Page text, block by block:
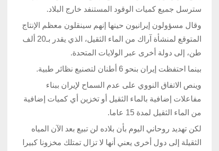
سترسل جميع كميات الوقود المستنفد خارج البلاد.
وقال مسؤولون إيرانيون حينها إنهم سينقلون معظم الإنتاج
المتوقع لمنشأة آراك من الماء الثقيل، الذي يقدر بـ20 ألف
طن، إلى دولة أخرى عبر الولايات المتحدة.
بينما احتفظت إيران بنحو 6 أطنان لتصنيع نظائر طبية.
وينص الاتفاق النووي على عدم السماح لإيران ببناء
مفاعلات إضافية بالماء الثقيل أو تخزين أي كميات إضافية
من الماء الثقيل لمدة 15 عاما.
لكن تهديد روحاني اليوم بأن بلاده لن تبيع بعد الآن المياه
الثقيلة إلى دول أخرى يعني أنها لا تزال تمتلك مخزونا كبيرا